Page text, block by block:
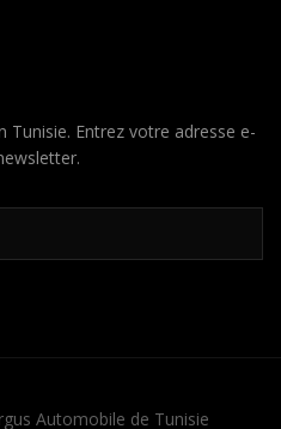
Tunisie. Entrez votre adresse e-
Automobile de Tunisie